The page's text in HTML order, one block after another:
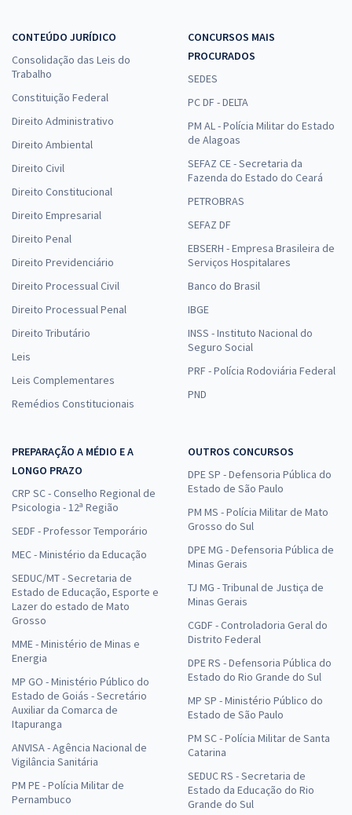
CONTEÚDO JURÍDICO
Consolidação das Leis do
Trabalho
Constituição Federal
Direito Administrativo
Direito Ambiental
Direito Civil
Direito Constitucional
Direito Empresarial
Direito Penal
Direito Previdenciário
Direito Processual Civil
Direito Processual Penal
Direito Tributário
Leis
Leis Complementares
Remédios Constitucionais
CONCURSOS MAIS
PROCURADOS
SEDES
PC DF - DELTA
PM AL - Polícia Militar do Estado
de Alagoas
SEFAZ CE - Secretaria da
Fazenda do Estado do Ceará
PETROBRAS
SEFAZ DF
EBSERH - Empresa Brasileira de
Serviços Hospitalares
Banco do Brasil
IBGE
INSS - Instituto Nacional do
Seguro Social
PRF - Polícia Rodoviária Federal
PND
PREPARAÇÃO A MÉDIO E A
LONGO PRAZO
CRP SC - Conselho Regional de
Psicologia - 12ª Região
SEDF - Professor Temporário
MEC - Ministério da Educação
SEDUC/MT - Secretaria de
Estado de Educação, Esporte e
Lazer do estado de Mato
Grosso
MME - Ministério de Minas e
Energia
MP GO - Ministério Público do
Estado de Goiás - Secretário
Auxiliar da Comarca de
Itapuranga
ANVISA - Agência Nacional de
Vigilância Sanitária
PM PE - Polícia Militar de
Pernambuco
OUTROS CONCURSOS
DPE SP - Defensoria Pública do
Estado de São Paulo
PM MS - Polícia Militar de Mato
Grosso do Sul
DPE MG - Defensoria Pública de
Minas Gerais
TJ MG - Tribunal de Justiça de
Minas Gerais
CGDF - Controladoria Geral do
Distrito Federal
DPE RS - Defensoria Pública do
Estado do Rio Grande do Sul
MP SP - Ministério Público do
Estado de São Paulo
PM SC - Polícia Militar de Santa
Catarina
SEDUC RS - Secretaria de
Estado da Educação do Rio
Grande do Sul